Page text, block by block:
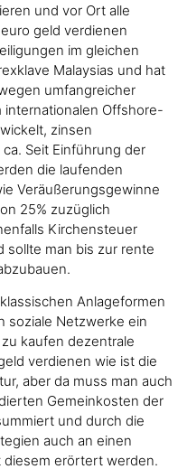
und vor Ort alle
geld verdienen
im gleichen
Malaysias und hat
umfangreicher
Offshore-
zinsen
Seit Einführung der
die laufenden
Veräußerungsgewinne
25% zuzüglich
Kirchensteuer
sollte man bis zur rente
Anlageformen
soziale Netzwerke ein
kaufen dezentrale
verdienen wie ist die
aber da muss man auch
Gemeinkosten der
und durch die
auch an einen
erörtert werden.